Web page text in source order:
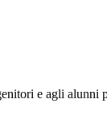
e agli alunni